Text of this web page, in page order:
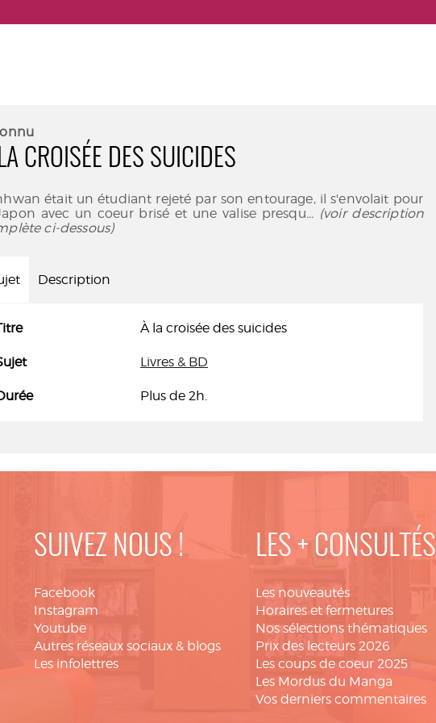
CROISÉE DES SUICIDES
était un étudiant rejeté par son entourage, il s'envolait pour
avec un coeur brisé et une valise presqu... (voir description
ci-dessous)
Description
À la croisée des suicides
Livres & BD
Plus de 2h.
SUIVEZ NOUS !
Facebook
Instagram
Youtube
Autres réseaux sociaux & blogs
Les infolettres
LES + CONSULTÉS
Les nouveautés
Horaires et fermetures
Nos sélections thématiques
Prix des lecteurs 2026
Les coups de coeur 2025
Les Mordus du Manga
Vos derniers commentaires